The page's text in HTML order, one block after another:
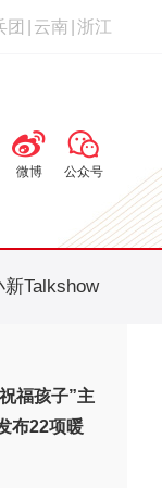
团 云南 浙江
微博 公众号
新Talkshow
福孩子”主
布22项暖